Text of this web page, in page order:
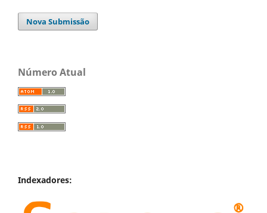
Nova Submissão
Número Atual
Indexadores: